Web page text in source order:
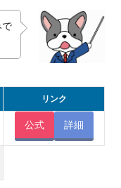
で
リンク
公式 詳細